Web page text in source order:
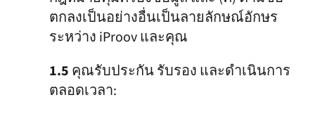
ตกลงเป็นอย่างอื่นเป็นลายลักษณ์อักษร
ระหว่าง iProov และคุณ
1.5 คุณรับประกัน รับรอง และดำเนินการ
ตลอดเวลา: